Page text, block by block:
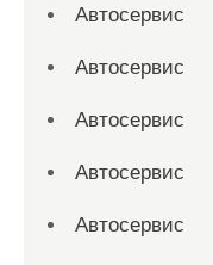
Автосервис
Автосервис
Автосервис
Автосервис
Автосервис